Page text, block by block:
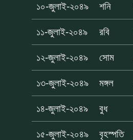
১০-জুলাই-২০৪৯ শনি
১১-জুলাই-২০৪৯ রবি
১২-জুলাই-২০৪৯ সোম
১৩-জুলাই-২০৪৯ মঙ্গল
১৪-জুলাই-২০৪৯ বুধ
১৫-জুলাই-২০৪৯ বৃহস্পতি